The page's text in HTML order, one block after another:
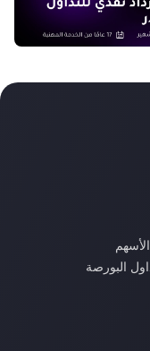
البورصة